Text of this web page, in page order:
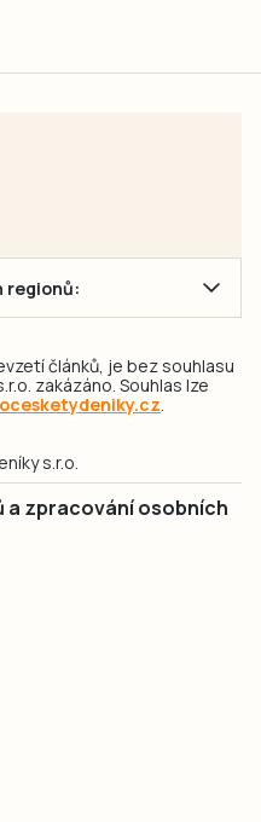
regionů:
článků, je bez souhlasu
zakázáno. Souhlas lze
.
s.r.o.
a zpracování osobních